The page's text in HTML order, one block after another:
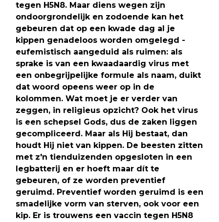
tegen H5N8. Maar diens wegen zijn
ondoorgrondelijk en zodoende kan het
gebeuren dat op een kwade dag al je
kippen genadeloos worden omgelegd -
eufemistisch aangeduid als ruimen: als
sprake is van een kwaadaardig virus met
een onbegrijpelijke formule als naam, duikt
dat woord opeens weer op in de
kolommen. Wat moet je er verder van
zeggen, in religieus opzicht? Ook het virus
is een schepsel Gods, dus de zaken liggen
gecompliceerd. Maar als Hij bestaat, dan
houdt Hij niet van kippen. De beesten zitten
met z'n tienduizenden opgesloten in een
legbatterij en er hoeft maar dít te
gebeuren, of ze worden preventief
geruimd. Preventief worden geruimd is een
smadelijke vorm van sterven, ook voor een
kip. Er is trouwens een vaccin tegen H5N8